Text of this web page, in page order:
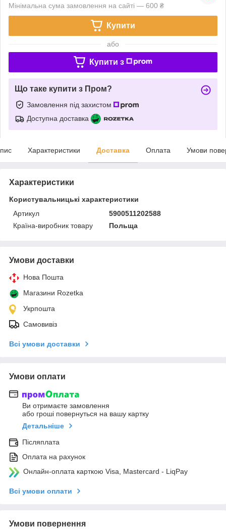
Мінімальна сума замовлення на сайті — 600 ₴
Купити
або
Купити з
Що таке купити з Пром?
Замовлення під захистом
Доступна доставка
Характеристики Доставка Оплата Умови
Характеристики
Користувальницькі характеристики
Артикул
5900511202588
Країна-виробник товару
Польща
Умови доставки
Нова Пошта
Магазини Rozetka
Укрпошта
Самовивіз
Всі умови доставки
Умови оплати
Ви отримаєте замовлення
або гроші повернуться на вашу картку
Детальніше
Післяплата
Оплата на рахунок
Онлайн-оплата карткою Visa, Mastercard - LiqPay
Всі умови оплати
Умови повернення